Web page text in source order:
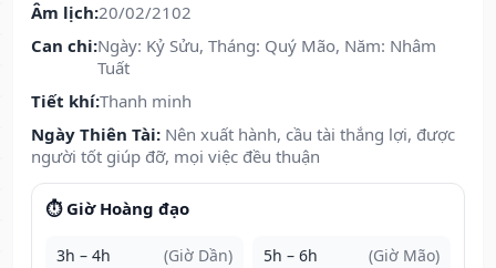
Âm lịch:20/02/2102
Can chi:Ngày: Kỷ Sửu, Tháng: Quý Mão, Năm: Nhâm
Tuất
Tiết khí:Thanh minh
Ngày Thiên Tài: Nên xuất hành, cầu tài thắng lợi, được
người tốt giúp đỡ, mọi việc đều thuận
⏱️ Giờ Hoàng đạo
3h – 4h (Giờ Dần) 5h – 6h (Giờ Mão)